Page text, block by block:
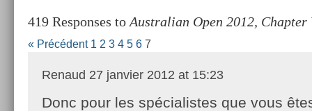
419 Responses to Australian Open 2012,
« Précédent 1 2 3 4 5 6 7
Renaud 27 janvier 2012 at 15:23
Donc pour les spécialistes que vous